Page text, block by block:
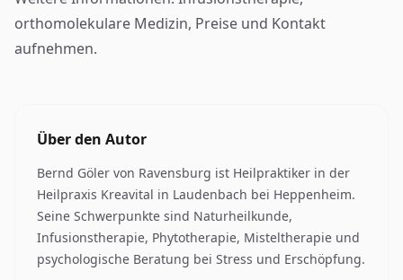
orthomolekulare Medizin, Preise und Kontakt
aufnehmen.
Über den Autor
Bernd Göler von Ravensburg ist Heilpraktiker in der
Heilpraxis Kreavital in Laudenbach bei Heppenheim.
Seine Schwerpunkte sind Naturheilkunde,
Infusionstherapie, Phytotherapie, Misteltherapie und
psychologische Beratung bei Stress und Erschöpfung.